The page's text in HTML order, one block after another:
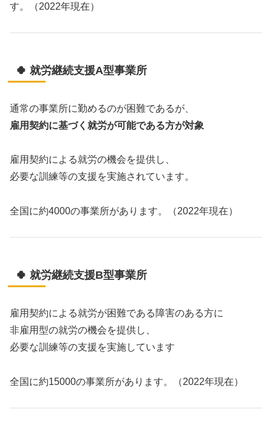
す。（2022年現在）
🍀 就労継続支援A型事業所
通常の事業所に勤めるのが困難であるが、
雇用契約に基づく就労が可能である方が対象
雇用契約による就労の機会を提供し、
必要な訓練等の支援を実施されています。
全国に約4000の事業所があります。（2022年現在）
🍀 就労継続支援B型事業所
雇用契約による就労が困難である障害のある方に
非雇用型の就労の機会を提供し、
必要な訓練等の支援を実施しています
全国に約15000の事業所があります。（2022年現在）